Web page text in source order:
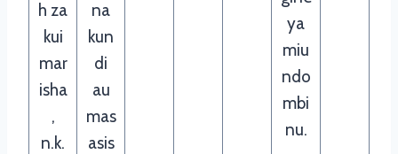
h za
kui
mar
isha
,
n.k.
na
kun
di
au
mas
asis
ya
miu
ndo
mbi
nu.